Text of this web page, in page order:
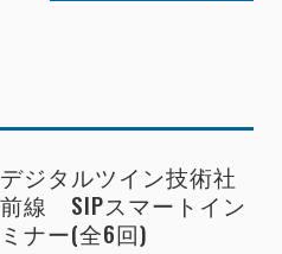
ジタルツイン技術社
線 SIPスマートイン
ナー(全6回)